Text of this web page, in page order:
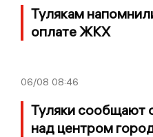
Тулякам
оплате ЖКХ
06/08 08:46
Туляки сообщают
над центром